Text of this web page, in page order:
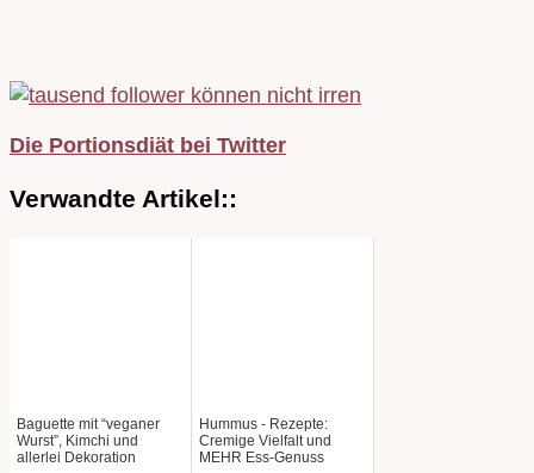
Die Portionsdiät bei Twitter
Verwandte Artikel::
Baguette mit “veganer
Wurst”, Kimchi und
allerlei Dekoration
Hummus - Rezepte:
Cremige Vielfalt und
MEHR Ess-Genuss